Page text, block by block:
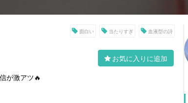
面白い 当たりすぎ 血液型の詩
お気に入りに追加
が激アツ🔥